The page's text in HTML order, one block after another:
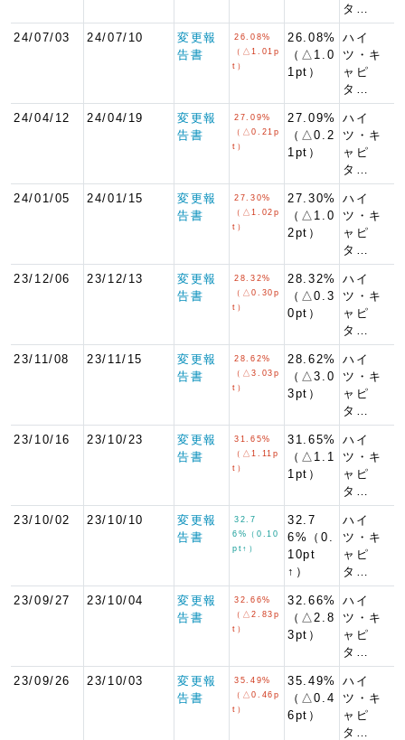
タ…
24/07/03 24/07/10
変更報
告書
26.08%
（△1.01p
t）
26.08%
（△1.0
1pt）
ハイ
ツ・キ
ャピ
タ…
24/04/12 24/04/19
変更報
告書
27.09%
（△0.21p
t）
27.09%
（△0.2
1pt）
ハイ
ツ・キ
ャピ
タ…
24/01/05 24/01/15
変更報
告書
27.30%
（△1.02p
t）
27.30%
（△1.0
2pt）
ハイ
ツ・キ
ャピ
タ…
23/12/06 23/12/13
変更報
告書
28.32%
（△0.30p
t）
28.32%
（△0.3
0pt）
ハイ
ツ・キ
ャピ
タ…
23/11/08 23/11/15
変更報
告書
28.62%
（△3.03p
t）
28.62%
（△3.0
3pt）
ハイ
ツ・キ
ャピ
タ…
23/10/16 23/10/23
変更報
告書
31.65%
（△1.11p
t）
31.65%
（△1.1
1pt）
ハイ
ツ・キ
ャピ
タ…
23/10/02 23/10/10
変更報
告書
32.7
6%（0.10
pt↑）
32.7
6%（0.
10pt
↑）
ハイ
ツ・キ
ャピ
タ…
23/09/27 23/10/04
変更報
告書
32.66%
（△2.83p
t）
32.66%
（△2.8
3pt）
ハイ
ツ・キ
ャピ
タ…
23/09/26 23/10/03
変更報
告書
35.49%
（△0.46p
t）
35.49%
（△0.4
6pt）
ハイ
ツ・キ
ャピ
タ…